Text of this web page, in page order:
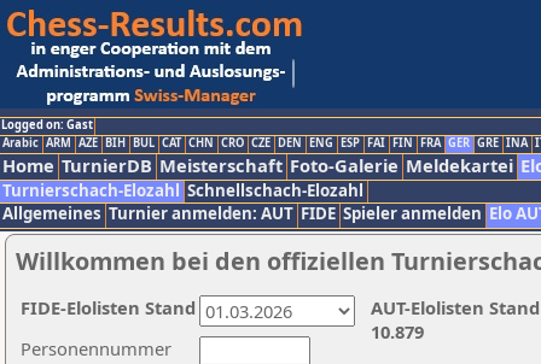
Logged on: Gast
Arabic ARM AZE BIH BUL CAT CHN CRO CZE DEN ENG ESP FAI FIN FRA GER GRE INA
Home TurnierDB Meisterschaft Foto-Galerie Meldekartei
Turnierschach-Elozahl Schnellschach-Elozahl
Allgemeines Turnier anmelden: AUT FIDE Spieler anmelden Elo
Willkommen bei den offiziellen
Personennummer
AUT-Elolisten
10.879
FIDE-Elolisten Stand